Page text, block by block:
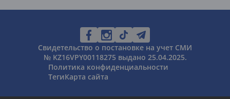
Свидетельство о постановке на учет СМИ
№ KZ16VPY00118275 выдано 25.04.2025.
Политика конфиденциальности
ТегиКарта сайта